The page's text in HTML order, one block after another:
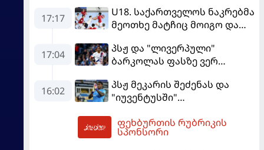
17:17
U18. საქართველოს ნაკრებმა
მეოთხე მატჩიც მოიგო და
გახდა
17:04
პსჟ და "ლივერპული"
ბარკოლას ფასზე ვერ
16:02
პსჟ მეკარის შეძენას და
"იუვენტუსში"
ფეხბურთის რუბრიკის
სპონსორი